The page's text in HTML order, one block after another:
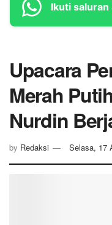
Ikuti
Upacara
Merah
Nurdin
by Redaksi Selasa, 17